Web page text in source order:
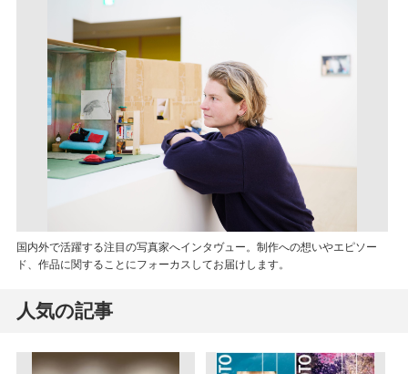
国内外で活躍する注目の写真家へインタヴュー。制作への想いやエピソー
ド、作品に関することにフォーカスしてお届けします。
人気の記事